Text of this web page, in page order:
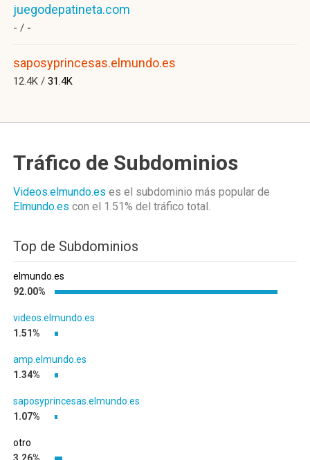
juegodepatineta.com
- / -
saposyprincesas.elmundo.es
12.4K / 31.4K
Tráfico de Subdominios
Videos.elmundo.es es el subdominio más popular de
Elmundo.es con el 1.51% del tráfico total.
Top de Subdominios
elmundo.es
92.00%
videos.elmundo.es
1.51%
amp.elmundo.es
1.34%
saposyprincesas.elmundo.es
1.07%
otro